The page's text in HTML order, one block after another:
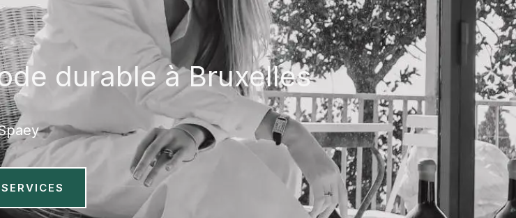
durable à Bruxelles